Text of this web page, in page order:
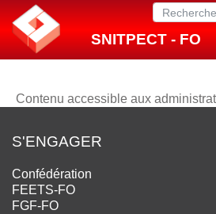
SNITPECT - FO
Contenu accessible aux
S'ENGAGER
Confédération
FEETS-FO
FGF-FO